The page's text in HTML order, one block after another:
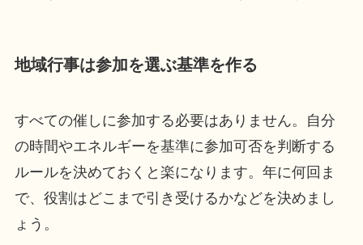
地域行事は参加を選ぶ基準を作る
すべての催しに参加する必要はありません。自分
の時間やエネルギーを基準に参加可否を判断する
ルールを決めておくと楽になります。年に何回ま
で、役割はどこまで引き受けるかなどを決めまし
ょう。